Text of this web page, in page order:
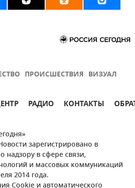
ПРОИСШЕСТВИЯ ВИЗУАЛ
РАДИО КОНТАКТЫ
зарегистрировано в
надзору в сфере связи,
и массовых коммуникаций
2014 года.